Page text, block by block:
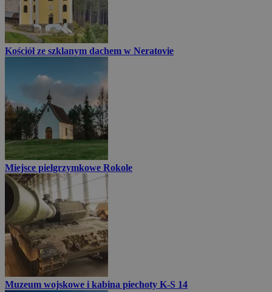
Kościół ze szklanym dachem w Neratovie
Miejsce pielgrzymkowe Rokole
Muzeum wojskowe i kabina piechoty K-S 14